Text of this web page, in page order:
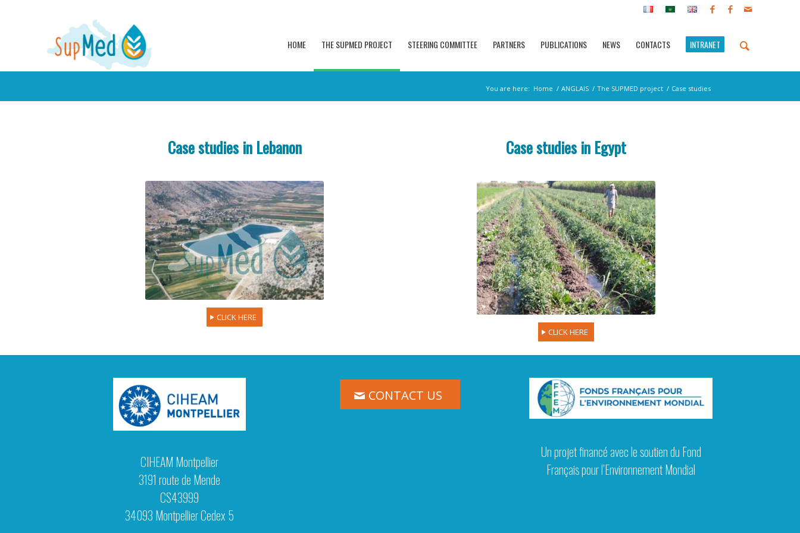
HOME THE SUPMED PROJECT STEERING COMMITTEE PARTNERS PUBLICATIONS NEWS CONTACTS INTRANET
You are here: Home / ANGLAIS / The SUPMED project / Case studies
Case studies in Lebanon
CLICK HERE
Case studies in Egypt
CLICK HERE
CIHEAM Montpellier
3191 route de Mende
CS43999
34093 Montpellier Cedex 5
CONTACT US
Un projet financé avec le soutien du Fond
Français pour l’Environnement Mondial